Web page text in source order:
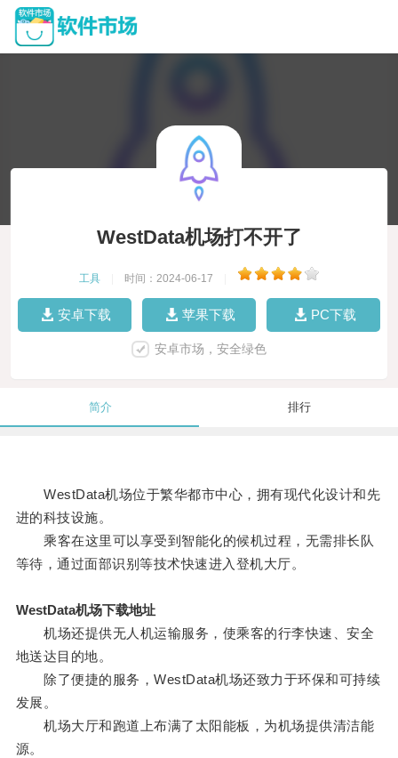
WestData机场打不开了
工具 时间：2024-06-17
安卓下载 苹果下载 PC下载
安卓市场，安全绿色
简介 排行
WestData机场位于繁华都市中心，拥有现代化设计和先
进的科技设施。
乘客在这里可以享受到智能化的候机过程，无需排长队
等待，通过面部识别等技术快速进入登机大厅。
WestData机场下载地址
机场还提供无人机运输服务，使乘客的行李快速、安全
地送达目的地。
除了便捷的服务，WestData机场还致力于环保和可持续
发展。
机场大厅和跑道上布满了太阳能板，为机场提供清洁能
源。